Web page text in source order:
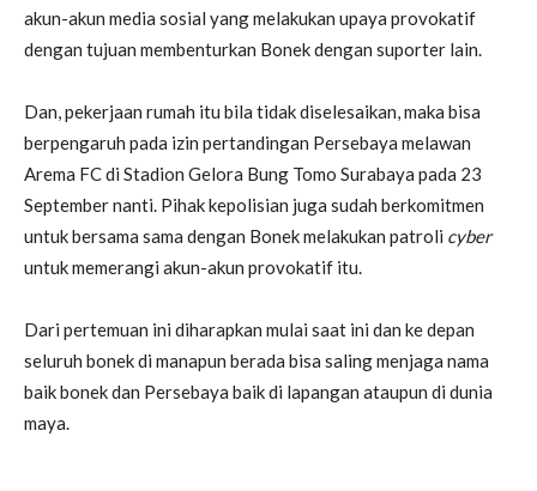
akun-akun media sosial yang melakukan upaya provokatif
dengan tujuan membenturkan Bonek dengan suporter lain.
Dan, pekerjaan rumah itu bila tidak diselesaikan, maka bisa
berpengaruh pada izin pertandingan Persebaya melawan
Arema FC di Stadion Gelora Bung Tomo Surabaya pada 23
September nanti. Pihak kepolisian juga sudah berkomitmen
untuk bersama sama dengan Bonek melakukan patroli cyber
untuk memerangi akun-akun provokatif itu.
Dari pertemuan ini diharapkan mulai saat ini dan ke depan
seluruh bonek di manapun berada bisa saling menjaga nama
baik bonek dan Persebaya baik di lapangan ataupun di dunia
maya.